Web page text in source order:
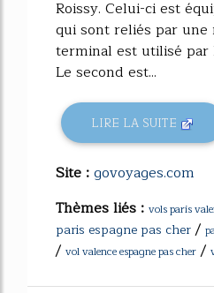
Roissy. Celui-ci est
qui sont reliés par
terminal est utilisé par
Le second est...
LIRE LA SUITE
Site :govoyages.com
Thèmes liés : vols paris
paris espagne pas cher/
/ vol valence espagne pas cher /